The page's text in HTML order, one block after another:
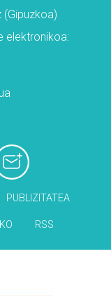
elektronikoa:
PUBLIZITATEA
RSS